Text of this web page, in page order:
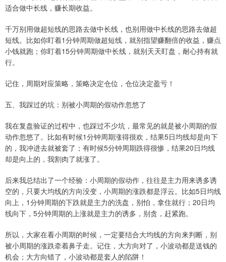
适合做中长线，赚长期收益。
千万别用做超短线的思路去做中长线，也别用做中长线的思路去做超
短线。比如你盯着1分钟周期做超短线，就别指望赚翻倍的收益，赚点
小钱就跑；你盯着15分钟周期做中长线，就别天天盯盘，耐心持有就
行。
记住，周期对应策略，策略决定仓位，仓位决定盈亏！
五、我踩过的坑：别被小周期的假动作忽悠了
我在复盘验证的过程中，也踩过不少坑，最常见的就是被小周期的假
动作忽悠了。比如有时候1分钟周期涨得很欢，结果5日均线却是向下
的，我冲进去就被套了；有时候5分钟周期跌得很惨，结果20日均线
却是向上的，我割肉了就涨了。
后来我总结出了一个经验：小周期的假动作，往往是主力用来诱多诱
空的，只要大均线的方向没变，小周期的涨跌都是浮云。比如5日均线
向上，1分钟周期的下跌就是主力的洗盘，别怕，拿住就行；20日均
线向下，5分钟周期的上涨就是主力的诱多，别贪，赶紧跑。
所以，大家在看小周期的时候，一定要结合大均线的方向来判断，别
被小周期的涨跌牵着鼻子走。记住，大方向对了，小波动都是送钱的
机会；大方向错了，小波动都是套人的陷阱！